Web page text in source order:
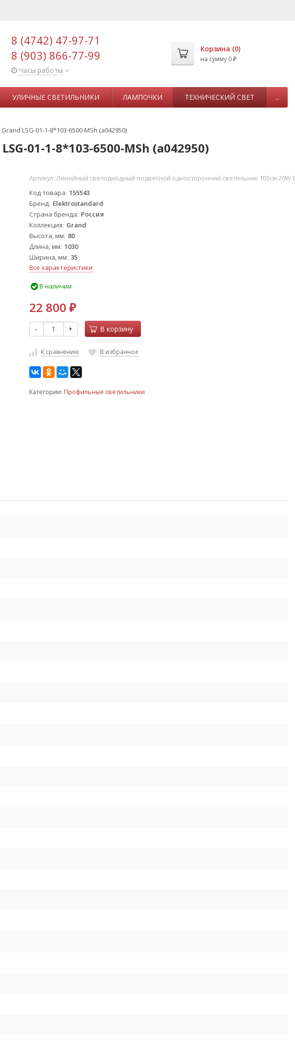
8 (4742) 47-97-71
8 (903) 866-77-99
Часы работы
Корзина (0)
на сумму 0 ₽
УЛИЧНЫЕ СВЕТИЛЬНИКИ ЛАМПОЧКИ ТЕХНИЧЕСКИЙ СВЕТ ...
LSG-01-1-8*103-6500-MSh (a042950)
01-1-8*103-6500-MSh (a042950)
Артикул: Линейный светодиодный подвесной односторонний светильник 103см 20W
Код товара 155543
Бренд Elektrostandard
Страна бренда Россия
Коллекция Grand
Высота, мм 80
Длина, мм 1030
Ширина, мм 35
Все характеристики
В наличии
22 800 ₽
- + В корзину
К сравнению В избранное
Категории: Профильные светильники